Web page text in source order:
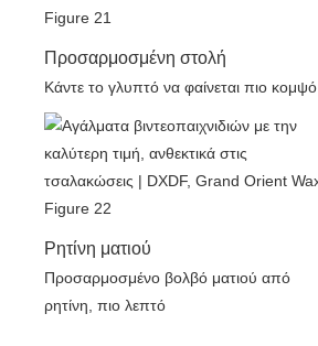
Προσαρμοσμένη στολή
Κάντε το γλυπτό να φαίνεται πιο κομψό
Ρητίνη ματιού
Προσαρμοσμένο βολβό ματιού από
ρητίνη, πιο λεπτό